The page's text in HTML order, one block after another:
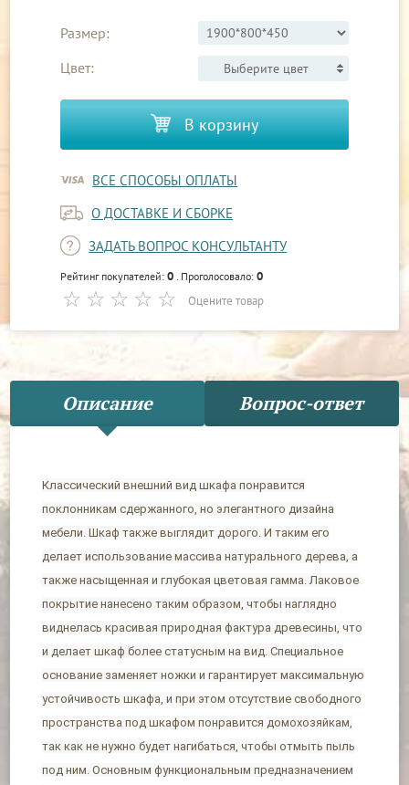
Размер:
Цвет:
Выберите цвет
В корзину
ВСЕ СПОСОБЫ ОПЛАТЫ
О ДОСТАВКЕ И СБОРКЕ
ЗАДАТЬ ВОПРОС КОНСУЛЬТАНТУ
Рейтинг покупателей:0 . Проголосовало:0
Оцените товар
Описание Вопрос-ответ
Классический внешний вид шкафа понравится
поклонникам сдержанного, но элегантного дизайна
мебели. Шкаф также выглядит дорого. И таким его
делает использование массива натурального дерева, а
также насыщенная и глубокая цветовая гамма. Лаковое
покрытие нанесено таким образом, чтобы наглядно
виднелась красивая природная фактура древесины, что
и делает шкаф более статусным на вид. Специальное
основание заменяет ножки и гарантирует максимальную
устойчивость шкафа, и при этом отсутствие свободного
пространства под шкафом понравится домохозяйкам,
так как не нужно будет нагибаться, чтобы отмыть пыль
под ним. Основным функциональным предназначением